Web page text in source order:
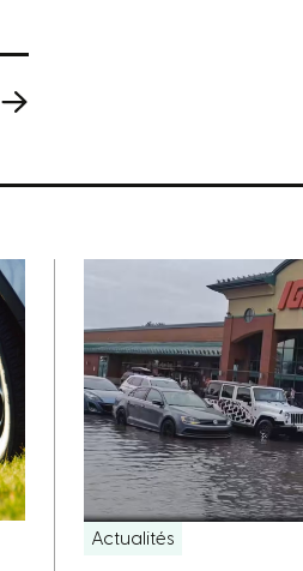
Actualités